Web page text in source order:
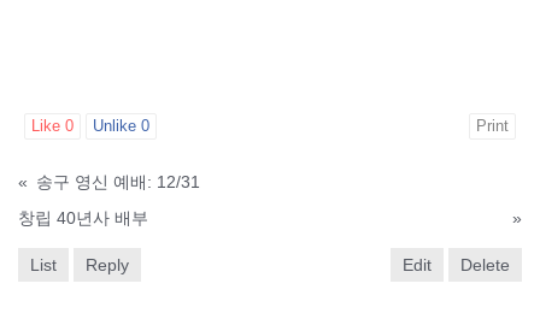
Like 0 Unlike 0 Print
« 송구 영신 예배: 12/31
창립 40년사 배부
»
List Reply Edit Delete